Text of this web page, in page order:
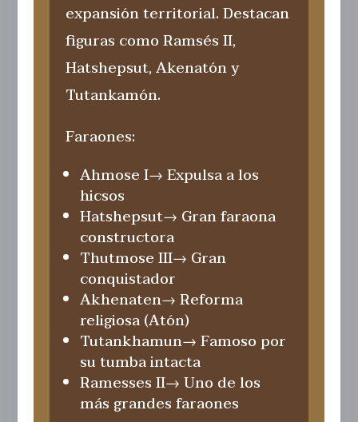
expansión territorial. Destacan
figuras como Ramsés II,
Hatshepsut, Akenatón y
Tutankamón.
Faraones:
Ahmose I→ Expulsa a los
hicsos
Hatshepsut→ Gran faraona
constructora
Thutmose III→ Gran
conquistador
Akhenaten→ Reforma
religiosa (Atón)
Tutankhamun→ Famoso por
su tumba intacta
Ramesses II→ Uno de los
más grandes faraones